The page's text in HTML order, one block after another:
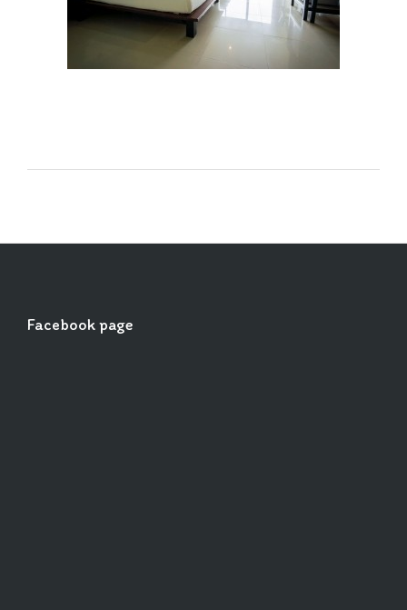
Facebook page